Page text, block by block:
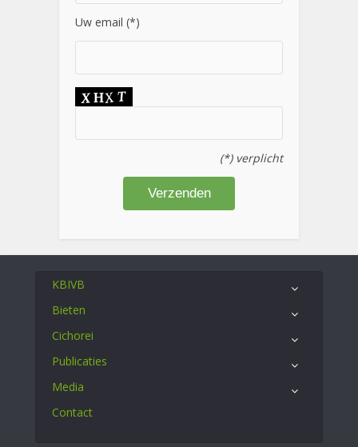
Uw email (*)
(*) verplicht
KBIVB
Bieten
Cichorei
Publicaties
Media
Contact